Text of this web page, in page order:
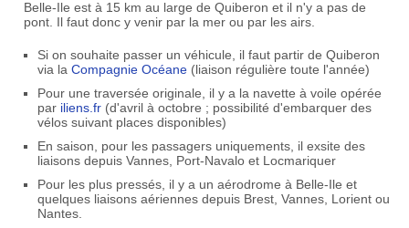
Belle-Ile est à 15 km au large de Quiberon et il n'y a pas de
pont. Il faut donc y venir par la mer ou par les airs.
Si on souhaite passer un véhicule, il faut partir de Quiberon
via laCompagnie Océane (liaison régulière toute l'année)
Pour une traversée originale, il y a la navette à voile opérée
par iliens.fr (d'avril à octobre ; possibilité d'embarquer des
vélos suivant places disponibles)
En saison, pour les passagers uniquements, il exsite des
liaisons depuis Vannes, Port-Navalo et Locmariquer
Pour les plus pressés, il y a un aérodrome à Belle-Ile et
quelques liaisons aériennes depuis Brest, Vannes, Lorient ou
Nantes.